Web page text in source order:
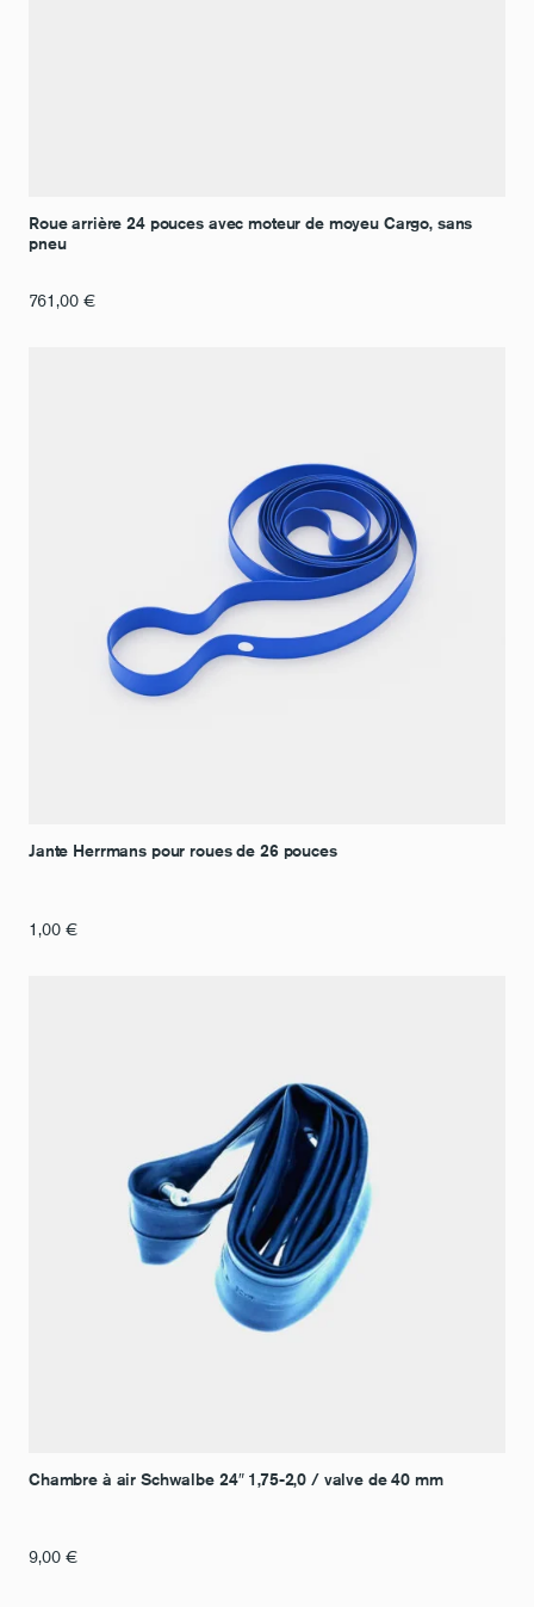
Roue arrière 24 pouces avec moteur de moyeu Cargo, sans
pneu
761,00 €
Jante Herrmans pour roues de 26 pouces
1,00 €
Chambre à air Schwalbe 24″ 1,75-2,0 / valve de 40 mm
9,00 €